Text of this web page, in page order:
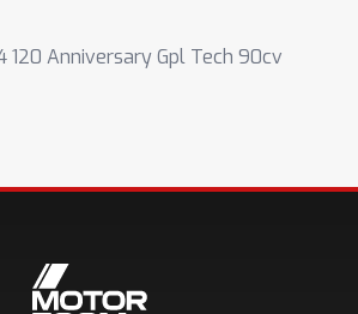
120 Anniversary Gpl Tech 90cv